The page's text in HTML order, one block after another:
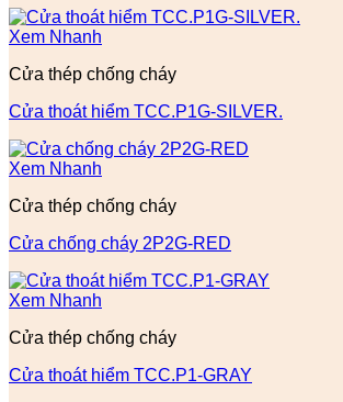
Xem Nhanh
Cửa thép chống cháy
Cửa thoát hiểm TCC.P1G-SILVER.
Xem Nhanh
Cửa thép chống cháy
Cửa chống cháy 2P2G-RED
Xem Nhanh
Cửa thép chống cháy
Cửa thoát hiểm TCC.P1-GRAY